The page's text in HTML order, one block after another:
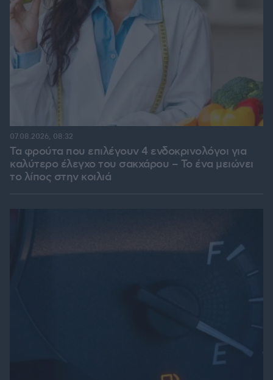
Τα φρούτα που επιλέγουν 4 ενδοκρινολόγοι για
καλύτερο έλεγχο του σακχάρου – Το ένα μειώνει
το λίπος στην κοιλιά
07.08.2026, 08:32